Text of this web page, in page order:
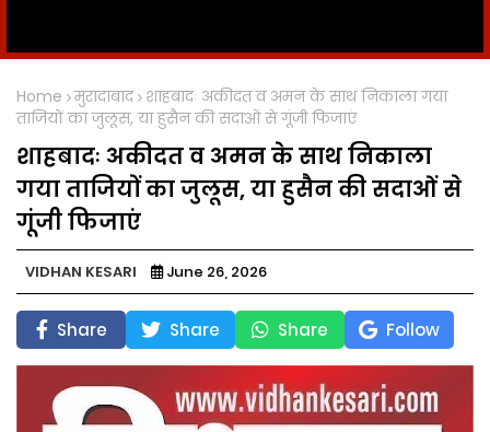
Home मुरादाबाद शाहबादः अकीदत व अमन के साथ निकाला गया
ताजियों का जुलूस, या हुसैन की सदाओं से गूंजी फिजाएं
शाहबादः अकीदत व अमन के साथ निकाला
गया ताजियों का जुलूस, या हुसैन की सदाओं से
गूंजी फिजाएं
VIDHAN KESARI June 26, 2026
Share Share Share Follow